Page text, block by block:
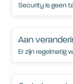
Security is geen
Aan
Er zijn regelmatig